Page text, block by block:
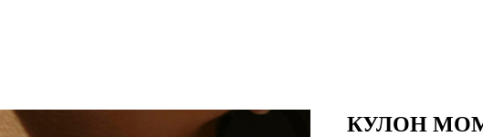
КУЛОН